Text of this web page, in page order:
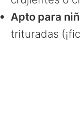
Apto para
trituradas